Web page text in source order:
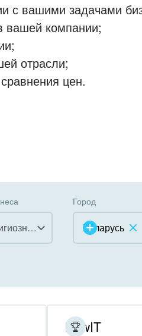
с вашими задачами
вашей компании;
отрасли;
цен.
Некоммерческие, религиозные организации, Благотворительность
Город
Беларусь
NewIT